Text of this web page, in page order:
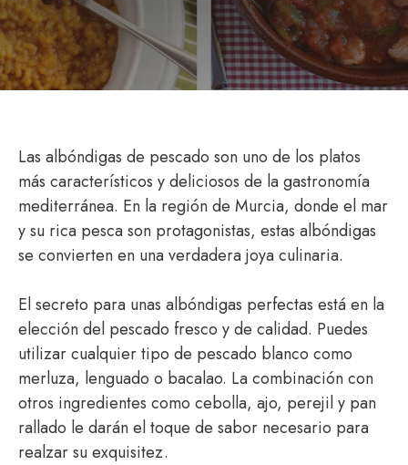
Las albóndigas de pescado son uno de los platos
más característicos y deliciosos de la gastronomía
mediterránea. En la región de Murcia, donde el mar
y su rica pesca son protagonistas, estas albóndigas
se convierten en una verdadera joya culinaria.
El secreto para unas albóndigas perfectas está en la
elección del pescado fresco y de calidad. Puedes
utilizar cualquier tipo de pescado blanco como
merluza, lenguado o bacalao. La combinación con
otros ingredientes como cebolla, ajo, perejil y pan
rallado le darán el toque de sabor necesario para
realzar su exquisitez.